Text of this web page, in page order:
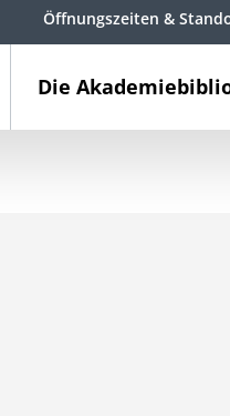
Die
Öffnungszeiten &